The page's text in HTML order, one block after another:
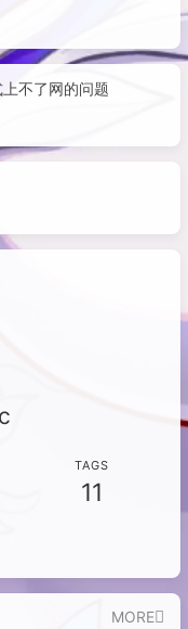
不了网的问题
TAGS
11
MORE